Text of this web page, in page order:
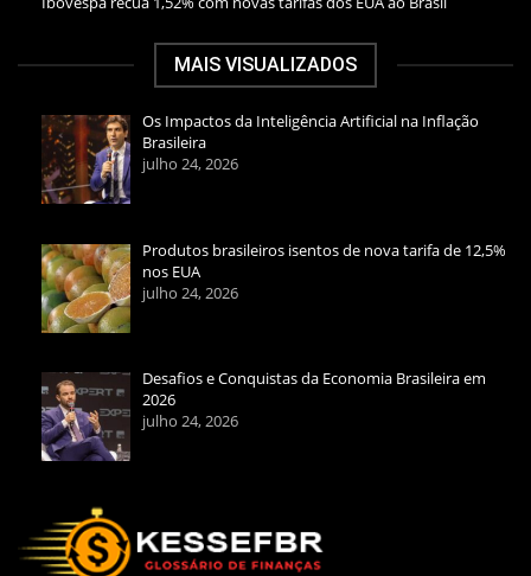
MAIS VISUALIZADOS
Os Impactos da Inteligência Artificial na Inflação
Brasileira
julho 24, 2026
Produtos brasileiros isentos de nova tarifa de 12,5%
nos EUA
julho 24, 2026
Desafios e Conquistas da Economia Brasileira em
2026
julho 24, 2026